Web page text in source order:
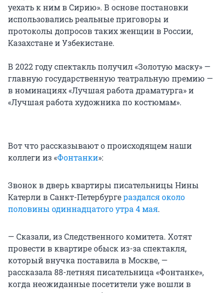
уехать к ним в Сирию». В основе постановки
использовались реальные приговоры и
протоколы допросов таких женщин в России,
Казахстане и Узбекистане.
В 2022 году спектакль получил «Золотую маску» —
главную государственную театральную премию —
в номинациях «Лучшая работа драматурга» и
«Лучшая работа художника по костюмам».
Вот что рассказывают о происходящем наши
коллеги из «Фонтанки»:
Звонок в дверь квартиры писательницы Нины
Катерли в Санкт-Петербургераздался около
половины одиннадцатого утра 4 мая.
— Сказали, из Следственного комитета. Хотят
провести в квартире обыск из-за спектакля,
который внучка поставила в Москве, —
рассказала 88-летняя писательница «Фонтанке»,
когда неожиданные посетители уже вошли в